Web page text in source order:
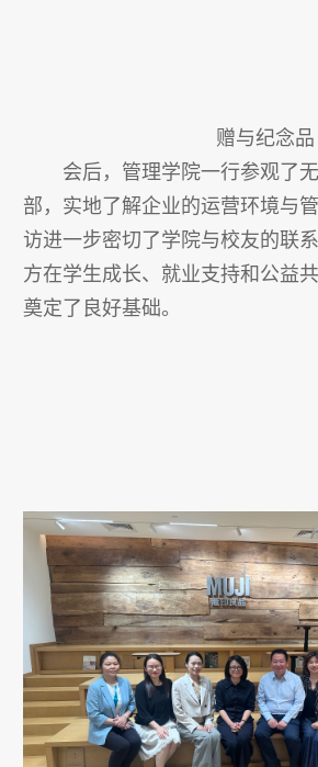
赠与纪念品
会后，管理学院一行参观了
部，实地了解企业的运营环境与
访进一步密切了学院与校友的联
方在学生成长、就业支持和公益
奠定了良好基础。